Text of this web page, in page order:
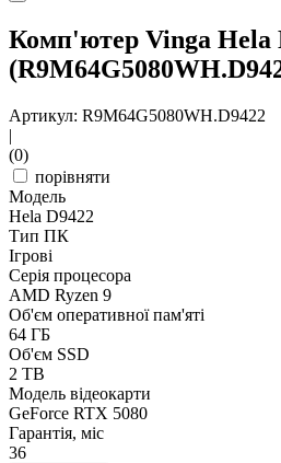
Комп'ютер Vinga Hela
Артикул: R9M64G5080WH.D9422
|
(0)
порівняти
Модель
Hela D9422
Тип ПК
Ігрові
Серія процесора
AMD Ryzen 9
Об'єм оперативної пам'яті
64 ГБ
Об'єм SSD
2 TB
Модель відеокарти
GeForce RTX 5080
Гарантія, міс
36